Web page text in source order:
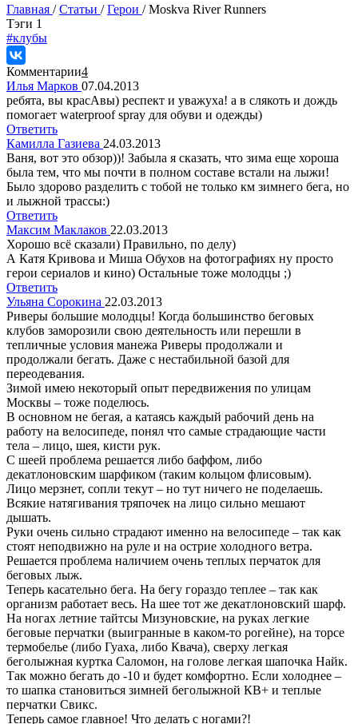
Главная /Статьи /Герои /Moskva River Runners
Tэги 1
#клубы
Комментарии4
Илья Марков 07.04.2013
ребята, вы красАвы) респект и уважуха! а в слякоть и дождь
помогает waterproof spray для обуви и одежды)
Ответить
Камилла Газиева 24.03.2013
Ваня, вот это обзор))! Забыла я сказать, что зима еще хороша
была тем, что мы почти в полном составе встали на лыжи!
Было здорово разделить с тобой не только км зимнего бега, но
и лыжной трассы:)
Ответить
Максим Маклаков 22.03.2013
Хорошо всё сказали) Правильно, по делу)
А Катя Кривова и Миша Обухов на фотографиях ну просто
герои сериалов и кино) Остальные тоже молодцы ;)
Ответить
Ульяна Сорокина 22.03.2013
Риверы большие молодцы! Когда большинство беговых
клубов заморозили свою деятельность или перешли в
тепличные условия манежа Риверы продолжали и
продолжали бегать. Даже с нестабильной базой для
переодевания.
Зимой имею некоторый опыт передвижения по улицам
Москвы – тоже поделюсь.
В основном не бегая, а катаясь каждый рабочий день на
работу на велосипеде, понял что самые страдающие части
тела – лицо, шея, кисти рук.
С шеей проблема решается либо баффом, либо
декатлоновским шарфиком (таким кольцом флисовым).
Лицо мерзнет, сопли текут – но тут ничего не поделаешь.
Всякие натягивания тряпочек на лицо сильно мешают
дышать.
Руки очень сильно страдают именно на велосипеде – так как
стоят неподвижно на руле и на острие холодного ветра.
Решается проблема наличием очень теплых перчаток для
беговых лыж.
Теперь касательно бега. На бегу гораздо теплее – так как
организм работает весь. На шее тот же декатлоновский шарф.
На ногах летние тайтсы Мизуновские, на руках легкие
беговые перчатки (выигранные в каком-то рогейне), на торсе
термобелье (либо Гуаха, либо Квача), сверху легкая
беголыжная куртка Саломон, на голове легкая шапочка Найк.
Так можно бегать до -10 и будет комфортно. Если холоднее –
то шапка становиться зимней беголыжной КВ+ и теплые
перчатки Свикс.
Теперь самое главное! Что делать с ногами?!